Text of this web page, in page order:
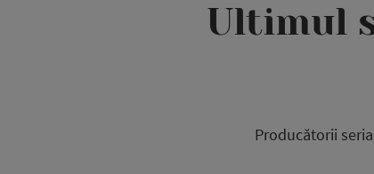
Ultimul
Producătorii